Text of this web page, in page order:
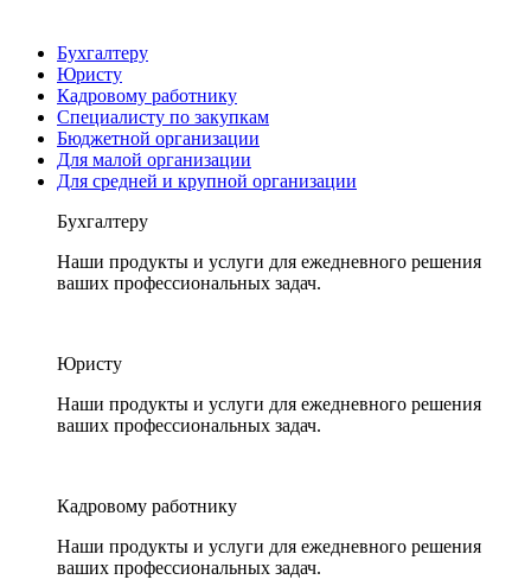
Бухгалтеру
Юристу
Кадровому работнику
Специалисту по закупкам
Бюджетной организации
Для малой организации
Для средней и крупной организации
Бухгалтеру
Наши продукты и услуги для ежедневного решения
ваших профессиональных задач.
Юристу
Наши продукты и услуги для ежедневного решения
ваших профессиональных задач.
Кадровому работнику
Наши продукты и услуги для ежедневного решения
ваших профессиональных задач.